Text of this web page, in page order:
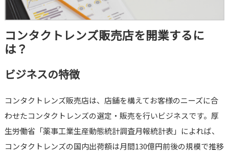
コンタクトレンズ販売店を開業するに
は？
ビジネスの特徴
コンタクトレンズ販売店は、店舗を構えてお客様のニーズに合
わせたコンタクトレンズの選定・販売を行いビジネスです。厚
生労働省「薬事工業生産動態統計調査月報統計表」によれば、
コンタクトレンズの国内出荷額は月間130億円前後の規模で推移